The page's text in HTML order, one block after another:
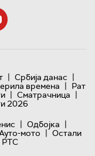
| Србија данас |
времена | Рат
| Сматрачница |
2026
| Одбојка |
мото | Остали
РТС